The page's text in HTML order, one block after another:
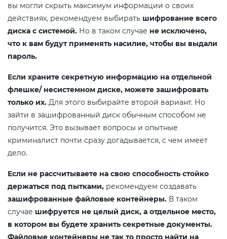
вы могли скрыть максимум информации о своих
действиях, рекомендуем выбирать шифрование всего
диска с системой. Но в таком случае не исключено,
что к вам будут применять насилие, чтобы вы выдали
пароль.
Если храните секретную информацию на отдельной
флешке/ несистемном диске, можете зашифровать
только их. Для этого выбирайте второй вариант. Но
зайти в зашифрованный диск обычным способом не
получится. Это вызывает вопросы и опытные
криминалист почти сразу догадывается, с чем имеет
дело.
Если не рассчитываете на свою способность стойко
держаться под пытками, рекомендуем создавать
зашифрованные файловые контейнеры. В таком
случае шифруется не целый диск, а отдельное место,
в котором вы будете хранить секретные документы.
Файловые контейнеры не так то просто найти на